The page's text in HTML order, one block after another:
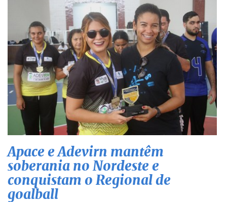
Apace e Adevirn mantêm
soberania no Nordeste e
conquistam o Regional de
goalball